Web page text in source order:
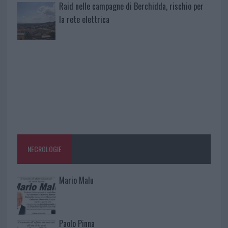
Raid nelle campagne di Berchidda, rischio per
la rete elettrica
NECROLOGIE
Mario Malu
Paolo Pinna